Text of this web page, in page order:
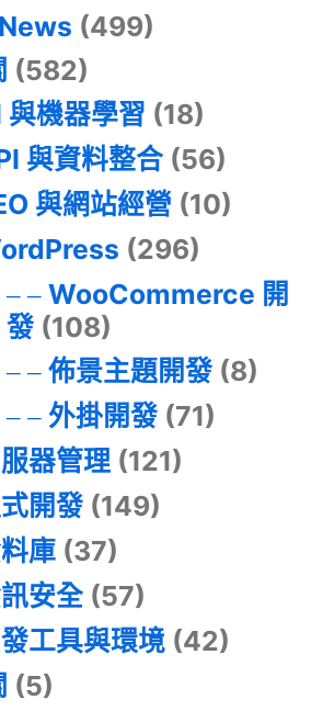
(499)
(582)
與機器學習 (18)
與資料整合(56)
與網站經營 (10)
(296)
WooCommerce 開
發(108)
佈景主題開發(8)
外掛開發(71)
器管理(121)
開發(149)
庫(37)
安全(57)
工具與環境(42)
(5)